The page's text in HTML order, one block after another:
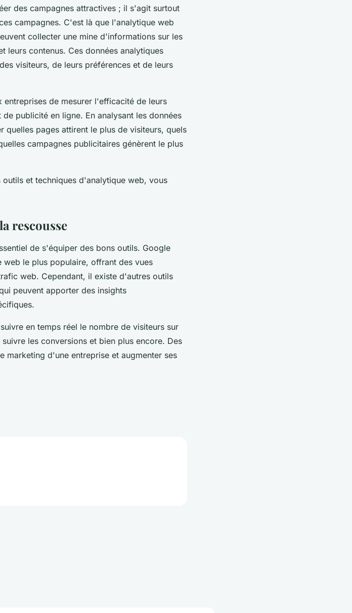
des campagnes attractives ; il s'agit surtout
campagnes. C'est là que l'analytique web
collecter une mine d'informations sur les
leurs contenus. Ces données analytiques
visiteurs, de leurs préférences et de leurs
de mesurer l'efficacité de leurs
publicité en ligne. En analysant les données
quelles pages attirent le plus de visiteurs, quels
campagnes publicitaires génèrent le plus
et techniques d'analytique web, vous
rescousse
de s'équiper des bons outils. Google
le plus populaire, offrant des vues
web. Cependant, il existe d'autres outils
peuvent apporter des insights
en temps réel le nombre de visiteurs sur
les conversions et bien plus encore. Des
marketing d'une entreprise et augmenter ses